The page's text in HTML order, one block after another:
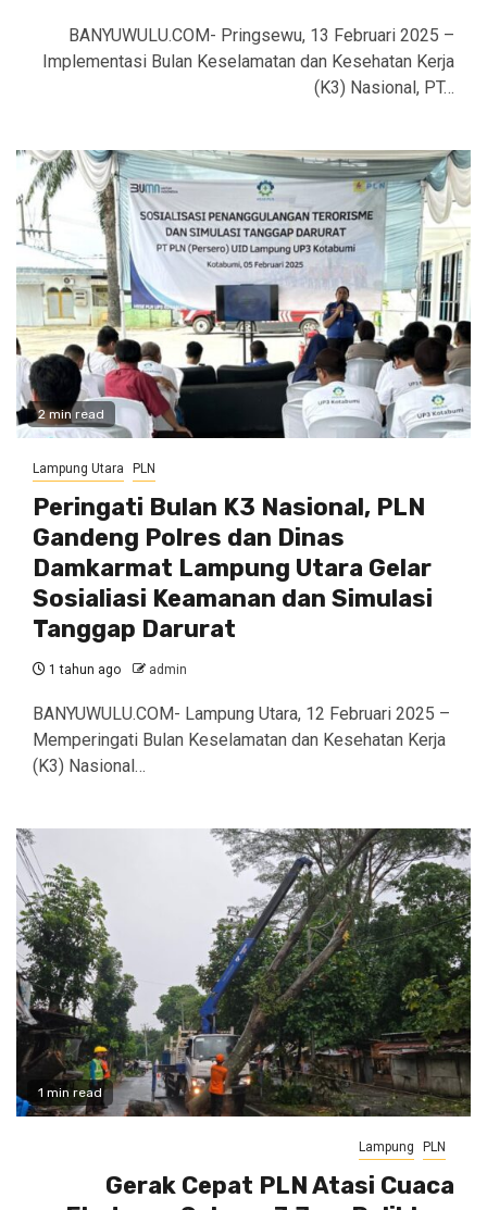
BANYUWULU.COM- Pringsewu, 13 Februari 2025 –
Implementasi Bulan Keselamatan dan Kesehatan Kerja
(K3) Nasional, PT…
2 min read
Lampung Utara PLN
Peringati Bulan K3 Nasional, PLN
Gandeng Polres dan Dinas
Damkarmat Lampung Utara Gelar
Sosialiasi Keamanan dan Simulasi
Tanggap Darurat
1 tahun ago admin
BANYUWULU.COM- Lampung Utara, 12 Februari 2025 –
Memperingati Bulan Keselamatan dan Kesehatan Kerja
(K3) Nasional…
1 min read
Lampung PLN
Gerak Cepat PLN Atasi Cuaca